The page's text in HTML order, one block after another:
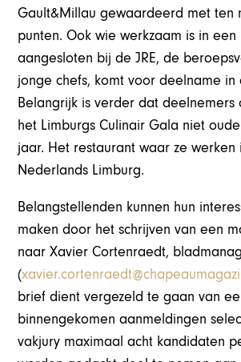
Gault&Millau gewaardeerd met ten
punten. Ook wie werkzaam is in
aangesloten bij de JRE, de
jonge chefs, komt voor deelname in
Belangrijk is verder dat
het Limburgs Culinair Gala niet
jaar. Het restaurant waar ze werken
Nederlands Limburg.
Belangstellenden kunnen hun
maken door het schrijven van een
naar Xavier Cortenraedt,
(
brief dient vergezeld te gaan van
binnengekomen aanmeldingen
vakjury maximaal acht kandidaten